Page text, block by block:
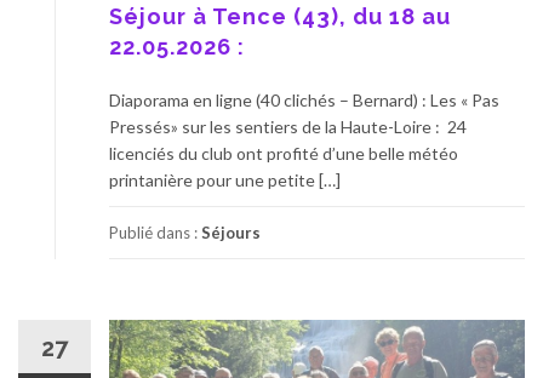
Séjour à Tence (43), du 18 au
22.05.2026 :
Diaporama en ligne (40 clichés – Bernard) : Les « Pas
Pressés» sur les sentiers de la Haute-Loire : 24
licenciés du club ont profité d’une belle météo
printanière pour une petite […]
Publié dans :Séjours
27